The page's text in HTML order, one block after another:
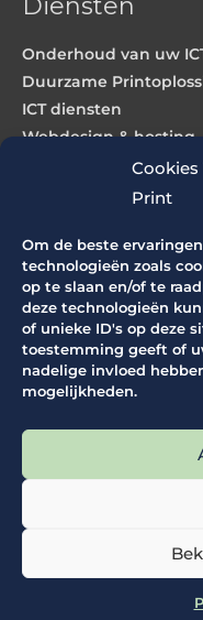
Cookies
Print
Om de beste
technologieën zoals
op te slaan en/of te
deze technologieën
of unieke ID's op deze
toestemming geeft of
nadelige invloed
mogelijkheden.
Onderhoud van uw
Duurzame
ICT diensten
Webdesign & hosting
Producten
ICT producten
Grootformaat printers
Grootformaat
Productie printers
Office printers
Snijapparatuur